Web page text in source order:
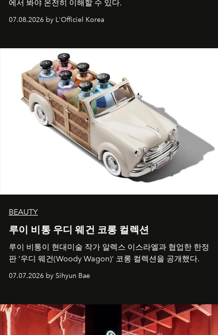
에서 봐야 온전히 이해할 수 있다.
07.08.2026 by L'Officiel Korea
BEAUTY
루이 비통 우디 웨건 코롱 컬렉션
루이 비통이 현대미술 작가 알렉스 이스라엘과 협업한 한정
판 ’우디 웨건(Woody Wagon)‘ 코롱 컬렉션을 공개했다.
07.07.2026 by Sihyun Bae